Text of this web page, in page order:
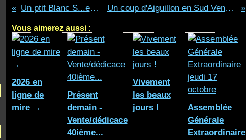
Un ptit Blanc S...ec ? Un coup d'Aiguillon en Sud Vendée.
Vous aimerez aussi :
2026 en
ligne de
mire →
Présent
demain -
Vente/dédicace
40ième...
Vivement
les beaux
jours !
Assemblée
Générale
Extraordinaire